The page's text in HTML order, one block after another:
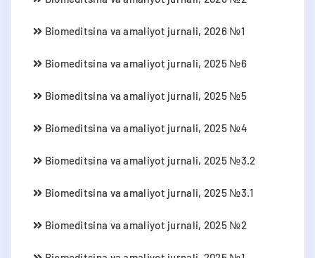
Biomeditsina va amaliyot jurnali, 2026 №1
Biomeditsina va amaliyot jurnali, 2025 №6
Biomeditsina va amaliyot jurnali, 2025 №5
Biomeditsina va amaliyot jurnali, 2025 №4
Biomeditsina va amaliyot jurnali, 2025 №3.2
Biomeditsina va amaliyot jurnali, 2025 №3.1
Biomeditsina va amaliyot jurnali, 2025 №2